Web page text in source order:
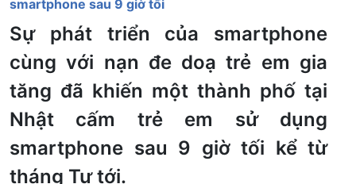
smartphone sau 9 giờ tối
Sự phát triển của smartphone
cùng với nạn đe doạ trẻ em gia
tăng đã khiến một thành phố tại
Nhật cấm trẻ em sử dụng
smartphone sau 9 giờ tối kể từ
tháng Tư tới.